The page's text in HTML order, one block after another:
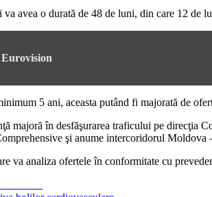
avea o durată de 48 de luni, din care 12 de
5 ani, aceasta putând fi majorată de
majoră în desfăşurarea traficului pe
şi anume intercoridorul Moldova
va analiza ofertele în conformitate cu